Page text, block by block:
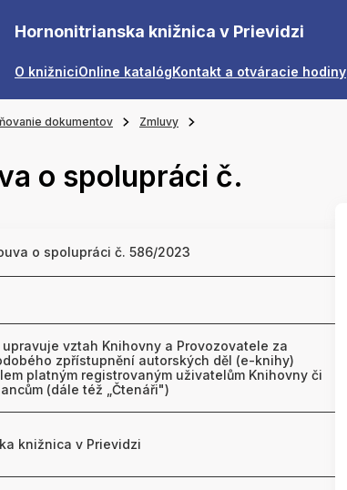
Hornonitrianska knižnica v Prievidzi
O knižniciOnline katalógKontakt a otváracie hodiny
dokumentov Zmluvy
o spolupráci č.
o spolupráci č. 586/2023
vztah Knihovny a Provozovatele za
zpřístupnění autorských děl (e-knihy)
platným registrovaným uživatelům Knihovny či
(dále též „Čtenáři")
knižnica v Prievidzi